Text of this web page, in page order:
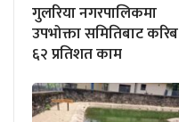
गुलरिया नगरपालिकमा
उपभोक्ता समितिबाट करिब
६२ प्रतिशत काम